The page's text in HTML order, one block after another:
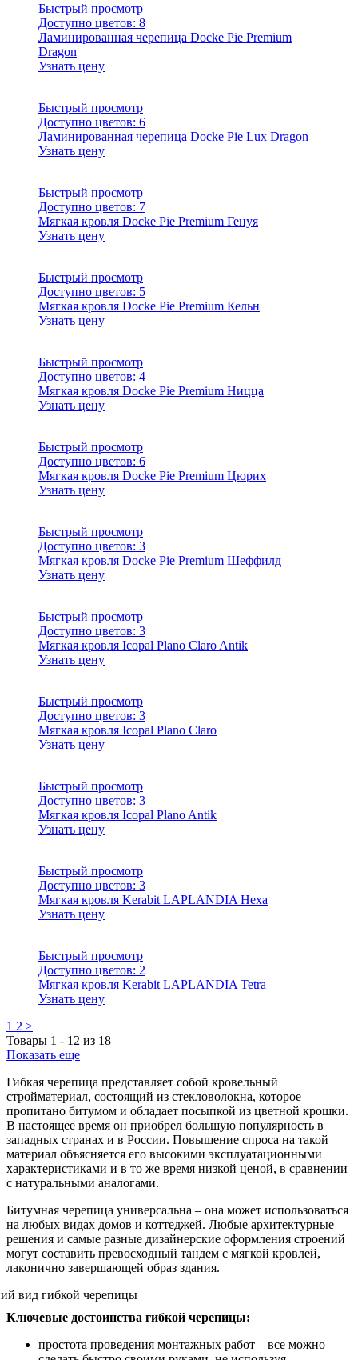
Быстрый просмотр
Доступно цветов: 8
Ламинированная черепица Docke Pie Premium
Dragon
Узнать цену
Быстрый просмотр
Доступно цветов: 6
Ламинированная черепица Docke Pie Lux Dragon
Узнать цену
Быстрый просмотр
Доступно цветов: 7
Мягкая кровля Docke Pie Premium Генуя
Узнать цену
Быстрый просмотр
Доступно цветов: 5
Мягкая кровля Docke Pie Premium Кельн
Узнать цену
Быстрый просмотр
Доступно цветов: 4
Мягкая кровля Docke Pie Premium Ницца
Узнать цену
Быстрый просмотр
Доступно цветов: 6
Мягкая кровля Docke Pie Premium Цюрих
Узнать цену
Быстрый просмотр
Доступно цветов: 3
Мягкая кровля Docke Pie Premium Шеффилд
Узнать цену
Быстрый просмотр
Доступно цветов: 3
Мягкая кровля Icopal Plano Claro Antik
Узнать цену
Быстрый просмотр
Доступно цветов: 3
Мягкая кровля Icopal Plano Claro
Узнать цену
Быстрый просмотр
Доступно цветов: 3
Мягкая кровля Icopal Plano Antik
Узнать цену
Быстрый просмотр
Доступно цветов: 3
Мягкая кровля Kerabit LAPLANDIA Hexa
Узнать цену
Быстрый просмотр
Доступно цветов: 2
Мягкая кровля Kerabit LAPLANDIA Tetra
Узнать цену
1 2 >
Товары 1 - 12 из 18
Показать еще
Гибкая черепица представляет собой кровельный
стройматериал, состоящий из стекловолокна, которое
пропитано битумом и обладает посыпкой из цветной крошки.
В настоящее время он приобрел большую популярность в
западных странах и в России. Повышение спроса на такой
материал объясняется его высокими эксплуатационными
характеристиками и в то же время низкой ценой, в сравнении
с натуральными аналогами.
Битумная черепица универсальна – она может использоваться
на любых видах домов и коттеджей. Любые архитектурные
решения и самые разные дизайнерские оформления строений
могут составить превосходный тандем с мягкой кровлей,
лаконично завершающей образ здания.
Ключевые достоинства гибкой черепицы:
простота проведения монтажных работ – все можно